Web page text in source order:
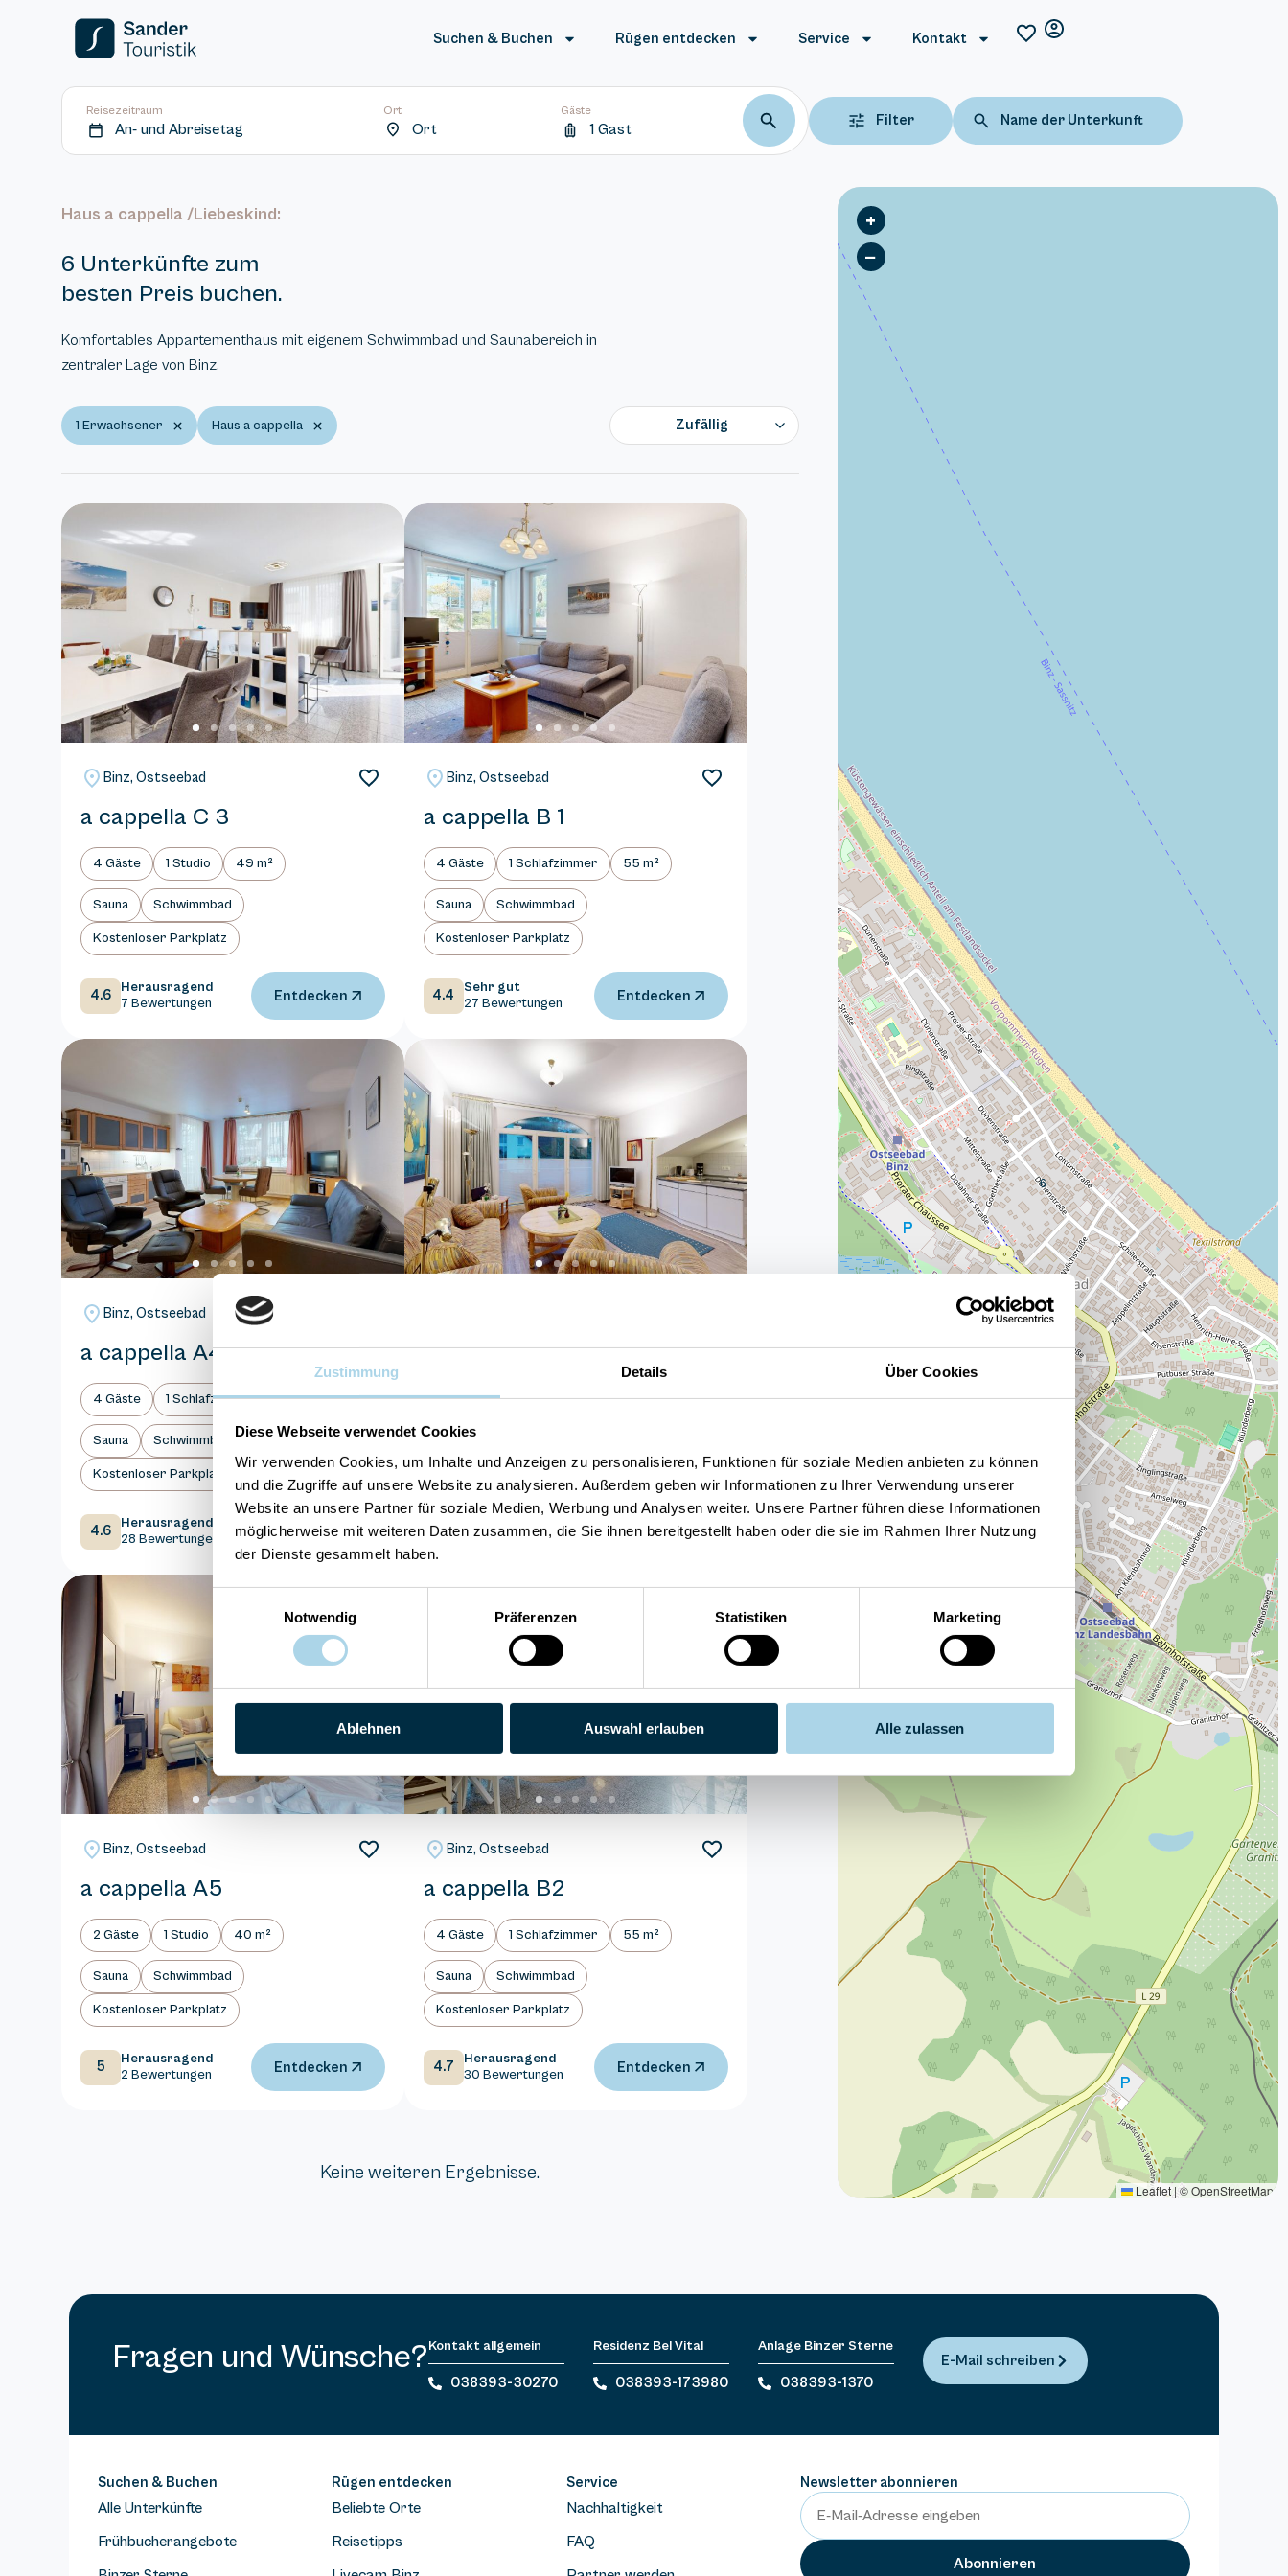
Zustimmung Details Über Cookies
Diese Webseite verwendet Cookies
Wir verwenden Cookies, um Inhalte und Anzeigen zu personalisieren, Funktionen für soziale Medien anbieten zu können
und die Zugriffe auf unsere Website zu analysieren. Außerdem geben wir Informationen zu Ihrer Verwendung unserer
Website an unsere Partner für soziale Medien, Werbung und Analysen weiter. Unsere Partner führen diese Informationen
möglicherweise mit weiteren Daten zusammen, die Sie ihnen bereitgestellt haben oder die sie im Rahmen Ihrer Nutzung
der Dienste gesammelt haben.
Notwendig
Präferenzen Statistiken Marketing
Ablehnen Auswahl erlauben Alle zulassen
Suchen & Buchen Rügen entdecken Service Kontakt
Reisezeitraum
An- und Abreisetag
Ort
Ort
Gäste
1 Gast
Filter Name der Unterkunft
Haus a cappella /Liebeskind:
6 Unterkünfte zum
besten Preis buchen.
Komfortables Appartementhaus mit eigenem Schwimmbad und Saunabereich in
zentraler Lage von Binz.
1 Erwachsener Haus a cappella Zufällig
Binz, Ostseebad
a cappella C 3
4 Gäste 1 Studio 49 m²
Sauna Schwimmbad
Kostenloser Parkplatz
4.6
Herausragend
7 Bewertungen
Entdecken
Binz, Ostseebad
a cappella B 1
4 Gäste 1 Schlafzimmer 55 m²
Sauna Schwimmbad
Kostenloser Parkplatz
4.4
Sehr gut
27 Bewertungen
Entdecken
Binz, Ostseebad
a cappella A4
4 Gäste 1 Schlafzimmer 50 m²
Sauna Schwimmbad
Kostenloser Parkplatz
4.6
Herausragend
28 Bewertungen
Entdecken
a cappella A7
4 Gäste 2 Schlafzimmer 65 m²
Sauna
Kostenloser Parkplatz
4.5 9 Bewertungen
Entdecken
Binz, Ostseebad
a cappella A5
2 Gäste 1 Studio 40 m²
Sauna Schwimmbad
Kostenloser Parkplatz
5
Herausragend
2 Bewertungen
Entdecken
Binz, Ostseebad
a cappella B2
4 Gäste 1 Schlafzimmer 55 m²
Sauna Schwimmbad
Kostenloser Parkplatz
4.7
Herausragend
30 Bewertungen
Entdecken
Keine weiteren Ergebnisse.
Fragen und Wünsche?Kontakt allgemein
038393-30270
Residenz Bel Vital
038393-173980
Anlage Binzer Sterne
038393-1370
E-Mail schreiben
Suchen & Buchen
Alle Unterkünfte
Frühbucherangebote
Rügen entdecken
Beliebte Orte
Reisetipps
Service
Nachhaltigkeit
FAQ
Newsletter abonnieren